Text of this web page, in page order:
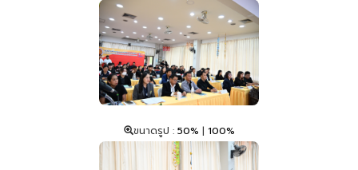
ขนาดรูป : 50% | 100%